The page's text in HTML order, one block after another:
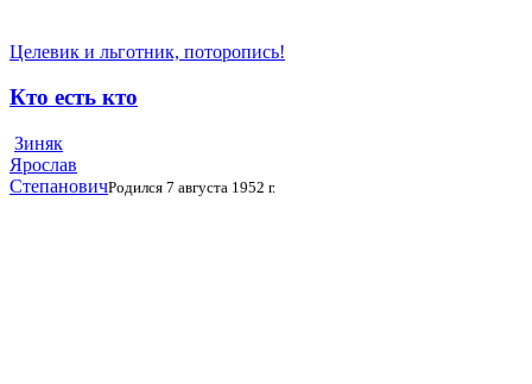
Целевик и льготник, поторопись!
Кто есть кто
Зиняк
Ярослав
СтепановичРодился 7 августа 1952 г.